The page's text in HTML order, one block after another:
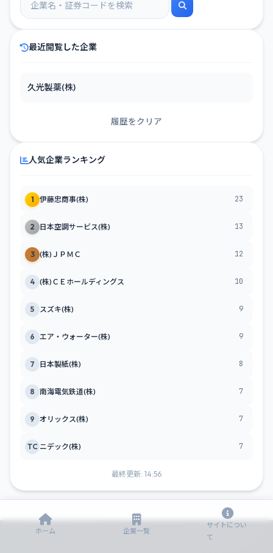
最近閲覧した企業
久光製薬(株)
履歴をクリア
人気企業ランキング
1 伊藤忠商事(株) 23
2 日本空調サービス(株) 13
3 (株)ＪＰＭＣ 12
4 (株)ＣＥホールディングス 10
5 スズキ(株) 9
6 エア・ウォーター(株) 9
7 日本製紙(株) 8
8 南海電気鉄道(株) 7
9 オリックス(株) 7
TC ニデック(株) 7
最終更新: 14:56
ホーム 企業一覧
サイトについ
て